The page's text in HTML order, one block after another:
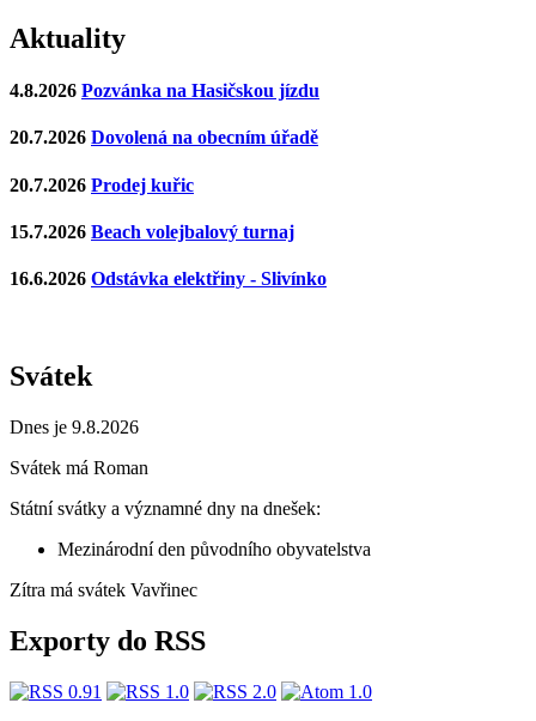
Aktuality
4.8.2026 Pozvánka na Hasičskou jízdu
20.7.2026 Dovolená na obecním úřadě
20.7.2026 Prodej kuřic
15.7.2026 Beach volejbalový turnaj
16.6.2026 Odstávka elektřiny - Slivínko
Svátek
Dnes je 9.8.2026
Svátek má Roman
Státní svátky a významné dny na dnešek:
Mezinárodní den původního obyvatelstva
Zítra má svátek Vavřinec
Exporty do RSS